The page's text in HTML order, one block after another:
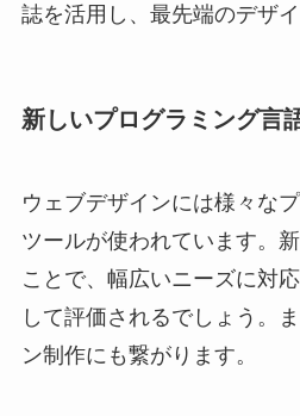
誌を活用し、最先端のデザ
新しいプログラミング言
ウェブデザインには様々な
ツールが使われています。
ことで、幅広いニーズに対
して評価されるでしょう。
ン制作にも繋がります。